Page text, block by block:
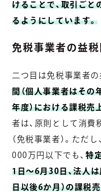
けることで、取引ご
るようにしています。
免税事業者の益税
二つ目は免税事業者
間（個人事業者はその
年度）における課税
者は、原則として消費
（免税事業者）。ただ
000万円以下でも、特
1日〜6月30日、法人
日以後6か月）の課税